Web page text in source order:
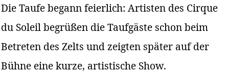
Die Taufe begann feierlich: Artisten des Cirque
du Soleil begrüßen die Taufgäste schon beim
Betreten des Zelts und zeigten später auf der
Bühne eine kurze, artistische Show.